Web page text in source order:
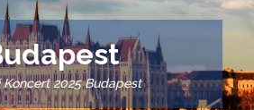
Koncert 2025 Budapest